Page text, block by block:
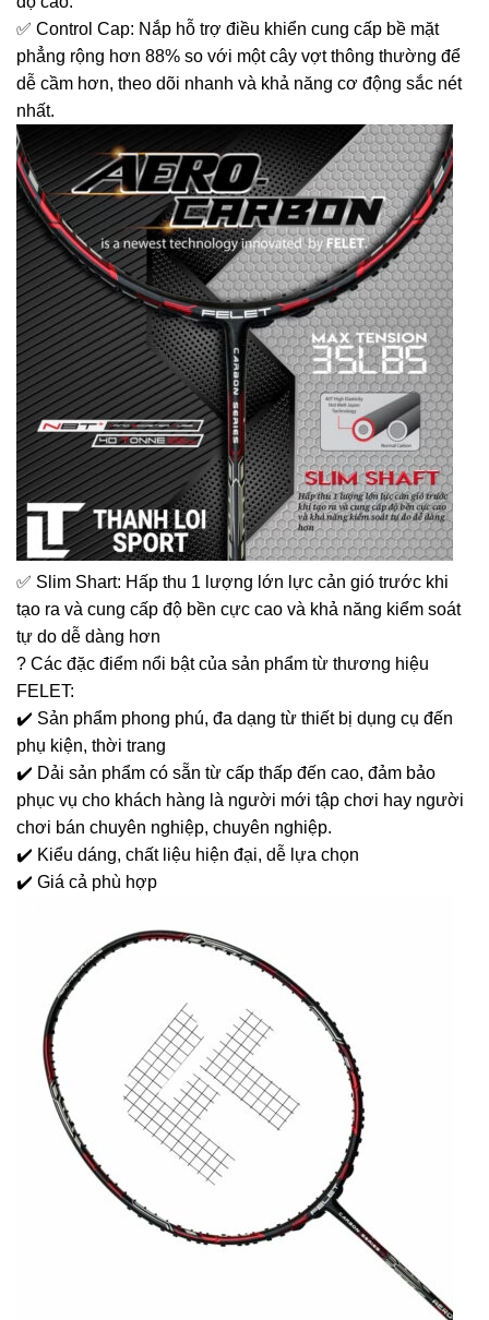
✅ Control Cap: Nắp hỗ trợ điều khiển cung cấp bề mặt
phẳng rộng hơn 88% so với một cây vợt thông thường để
dễ cầm hơn, theo dõi nhanh và khả năng cơ động sắc nét
nhất.
✅ Slim Shart: Hấp thu 1 lượng lớn lực cản gió trước khi
tạo ra và cung cấp độ bền cực cao và khả năng kiểm soát
tự do dễ dàng hơn
? Các đặc điểm nổi bật của sản phẩm từ thương hiệu
FELET:
✔️ Sản phẩm phong phú, đa dạng từ thiết bị dụng cụ đến
phụ kiện, thời trang
✔️ Dải sản phẩm có sẵn từ cấp thấp đến cao, đảm bảo
phục vụ cho khách hàng là người mới tập chơi hay người
chơi bán chuyên nghiệp, chuyên nghiệp.
✔️ Kiểu dáng, chất liệu hiện đại, dễ lựa chọn
✔️ Giá cả phù hợp